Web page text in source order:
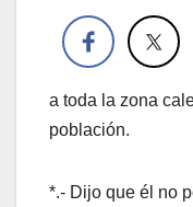
a toda la zona
población.
*.- Dijo que él no